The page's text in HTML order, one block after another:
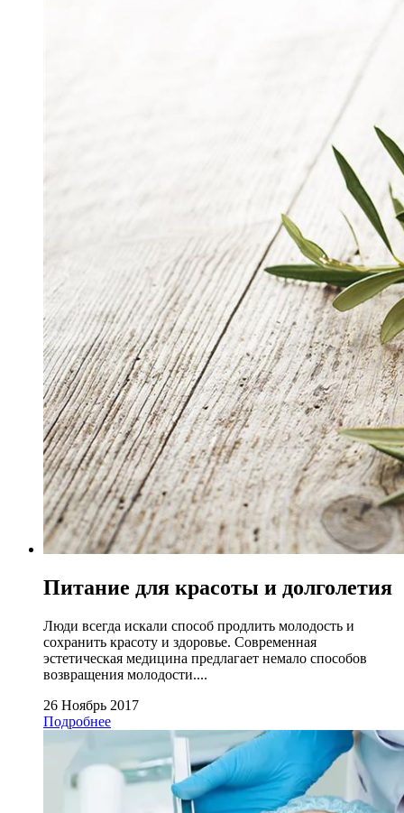
Питание для красоты и долголетия
Люди всегда искали способ продлить молодость и
сохранить красоту и здоровье. Современная
эстетическая медицина предлагает немало способов
возвращения молодости....
26 Ноябрь 2017
Подробнее